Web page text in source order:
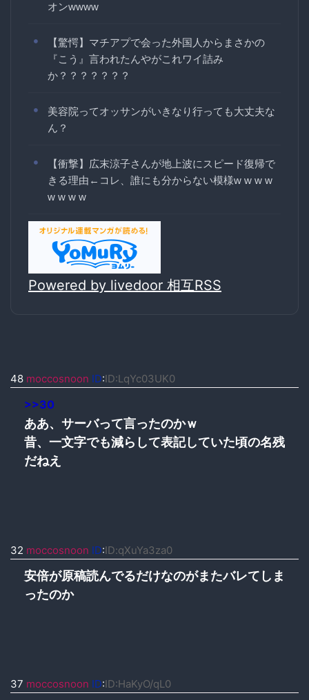
オンwwww
【驚愕】マチアプで会った外国人からまさかの
『こう』言われたんやがこれワイ詰み
か？？？？？？？
美容院ってオッサンがいきなり行っても大丈夫な
ん？
【衝撃】広末涼子さんが地上波にスピード復帰で
きる理由←コレ、誰にも分からない模様w w w w
w w w w
Powered by livedoor 相互RSS
48 moccosnoon ID:ID:LqYc03UK0
>>30
ああ、サーバって言ったのかｗ
昔、一文字でも減らして表記していた頃の名残
だねえ
32 moccosnoon ID:ID:qXuYa3za0
安倍が原稿読んでるだけなのがまたバレてしま
ったのか
37 moccosnoon ID:ID:HaKyO/qL0